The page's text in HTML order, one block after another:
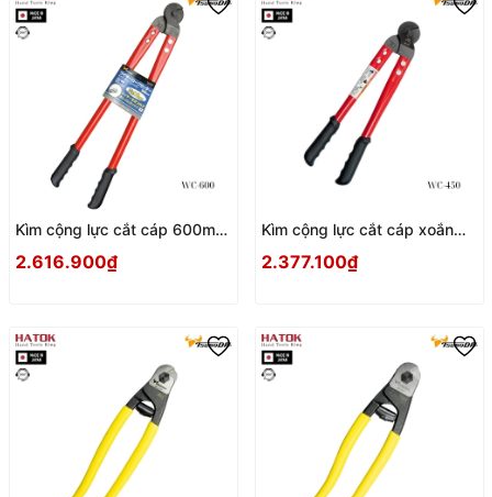
Kìm cộng lực cắt cáp 600mm
2.616.900₫
Kìm cộng lực cắt cáp xoắn
2.377.100₫